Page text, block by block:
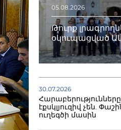
05.08.2026
Թուրք
օկուպացված
30.07.2026
էքսկլյուզիվ չեն.
ուղեգծի մասին